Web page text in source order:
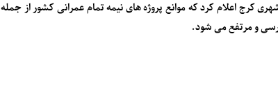
تامین اجتماعی کشور در بازدید از پروژه خط ۲ قطار شهری کرج اعلام کرد که موانع پروژه های نیمه تمام عمرانی کشور از جمله
و مرتفع می شود.